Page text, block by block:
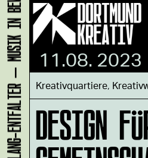
11.08. 2023
Kreativquartiere,
DESIGN